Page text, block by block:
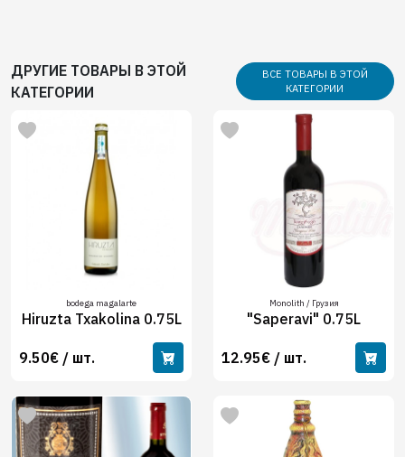
ДРУГИЕ ТОВАРЫ В ЭТОЙ
КАТЕГОРИИ
ВСЕ ТОВАРЫ В ЭТОЙ
КАТЕГОРИИ
bodega magalarte
Hiruzta Txakolina 0.75L
9.50€ / шт.
Monolith / Грузия
"Saperavi" 0.75L
12.95€ / шт.